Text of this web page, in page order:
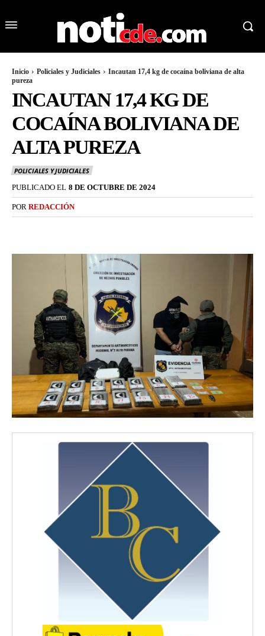
Inicio Policiales y Judiciales
Incautan 17,4 kg de cocaína boliviana de alta
pureza
INCAUTAN 17,4 KG DE
COCAÍNA BOLIVIANA DE
ALTA PUREZA
POLICIALES Y JUDICIALES
PUBLICADO EL 8 DE OCTUBRE DE 2024
POR REDACCIÓN